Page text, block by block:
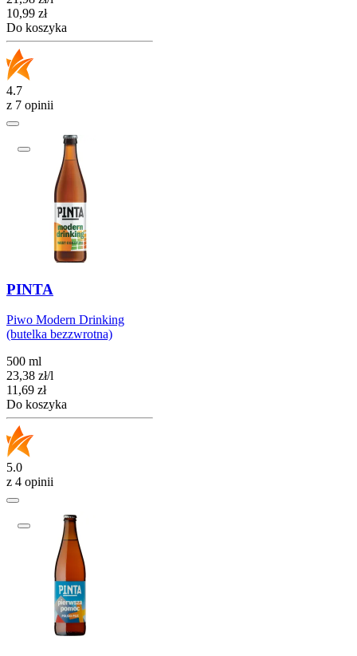
Cena
10,99 zł
Do koszyka
4.7
z 7 opinii
PINTA
Piwo Modern Drinking
(butelka bezzwrotna)
500 ml
23,38 zł/l
Cena
11,69 zł
Do koszyka
5.0
z 4 opinii